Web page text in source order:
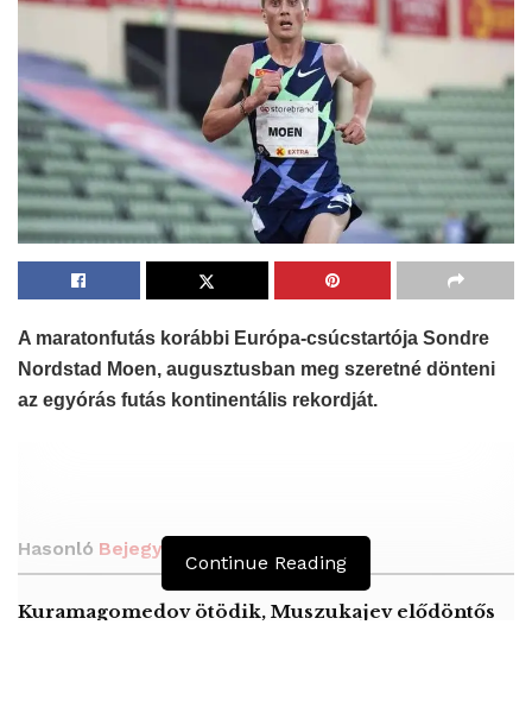
A maratonfutás korábbi Európa-csúcstartója Sondre
Nordstad Moen, augusztusban meg szeretné dönteni
az egyórás futás kontinentális rekordját.
Hasonló Bejegyzések
Kuramagomedov ötödik, Muszukajev elődöntős
Continue Reading